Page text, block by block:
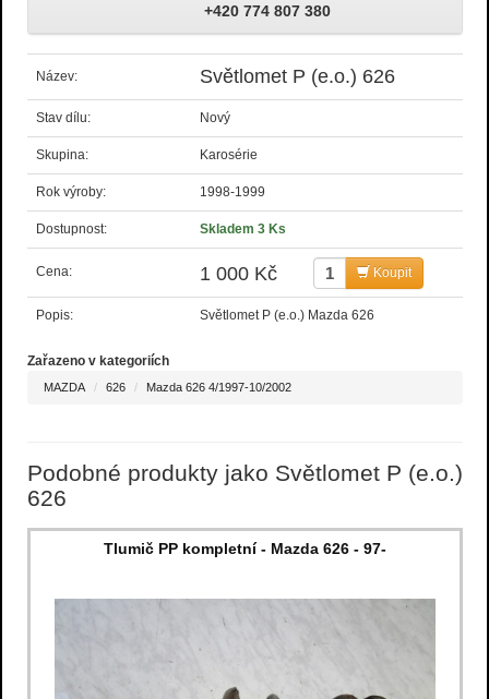
+420 774 807 380
Název: Světlomet P (e.o.) 626
Stav dílu: Nový
Skupina: Karosérie
Rok výroby: 1998-1999
Dostupnost: Skladem 3 Ks
Cena: 1 000 Kč Koupit
Popis: Světlomet P (e.o.) Mazda 626
Zařazeno v kategoriích
MAZDA 626 Mazda 626 4/1997-10/2002
Podobné produkty jako Světlomet P (e.o.)
626
Tlumič PP kompletní - Mazda 626 - 97-